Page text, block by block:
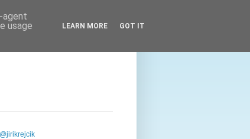
agent
usage
LEARN MORE GOT IT